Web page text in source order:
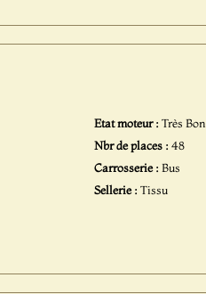
Etat moteur :Très Bon
Nbr de places :48
Carrosserie :Bus
Sellerie :Tissu